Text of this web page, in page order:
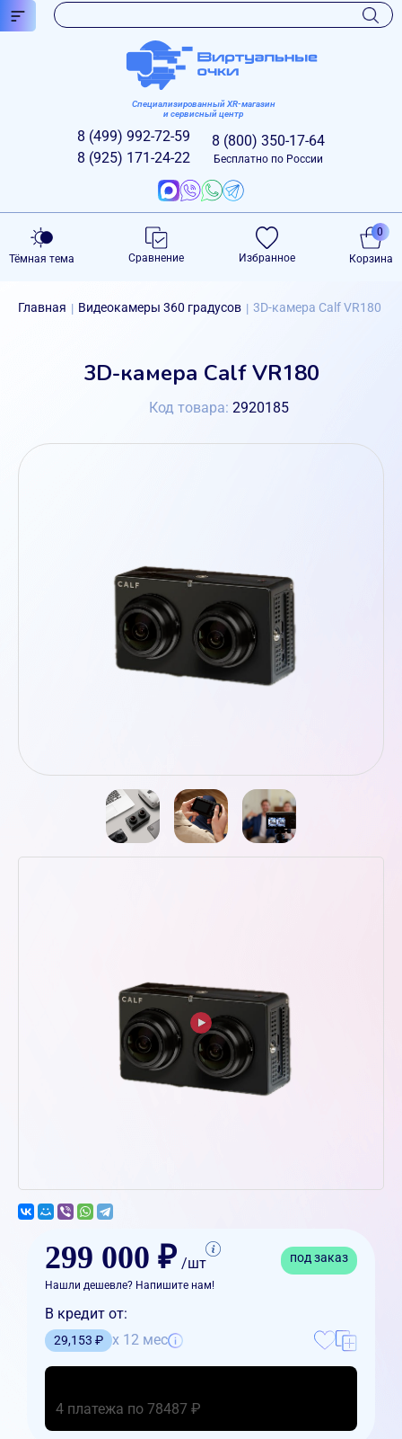
Специализированный XR-магазин
и сервисный центр
8 (499) 992-72-59
8 (925) 171-24-22
8 (800) 350-17-64
Бесплатно по России
Тёмная тема Сравнение Избранное Корзина
0
Главная | Видеокамеры 360 градусов | 3D-камера Calf VR180
3D-камера Calf VR180
Код товара: 2920185
299 000 ₽ /шт под заказ
Нашли дешевле? Напишите нам!
В кредит от:
29,153 ₽ x 12 мес
4 платежа по 78487 ₽